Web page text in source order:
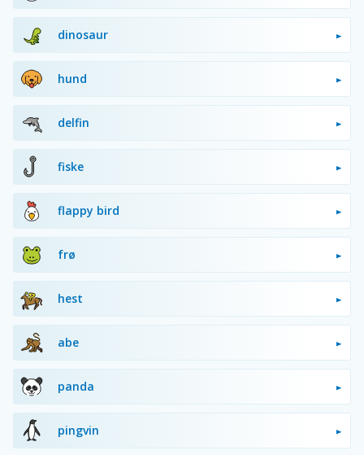
dinosaur
hund
delfin
fiske
flappy bird
frø
hest
abe
panda
pingvin